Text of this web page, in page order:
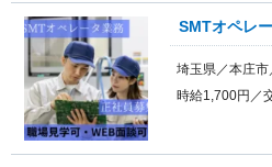
SMTオペレ
埼玉県／本庄
時給1,700円／